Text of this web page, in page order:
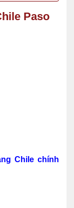
Paso
Chile chính